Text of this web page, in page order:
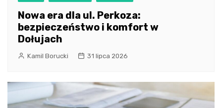
Nowa era dla ul. Perkoza:
bezpieczeństwo i komfort w
Dołujach
Kamil Borucki 31 lipca 2026